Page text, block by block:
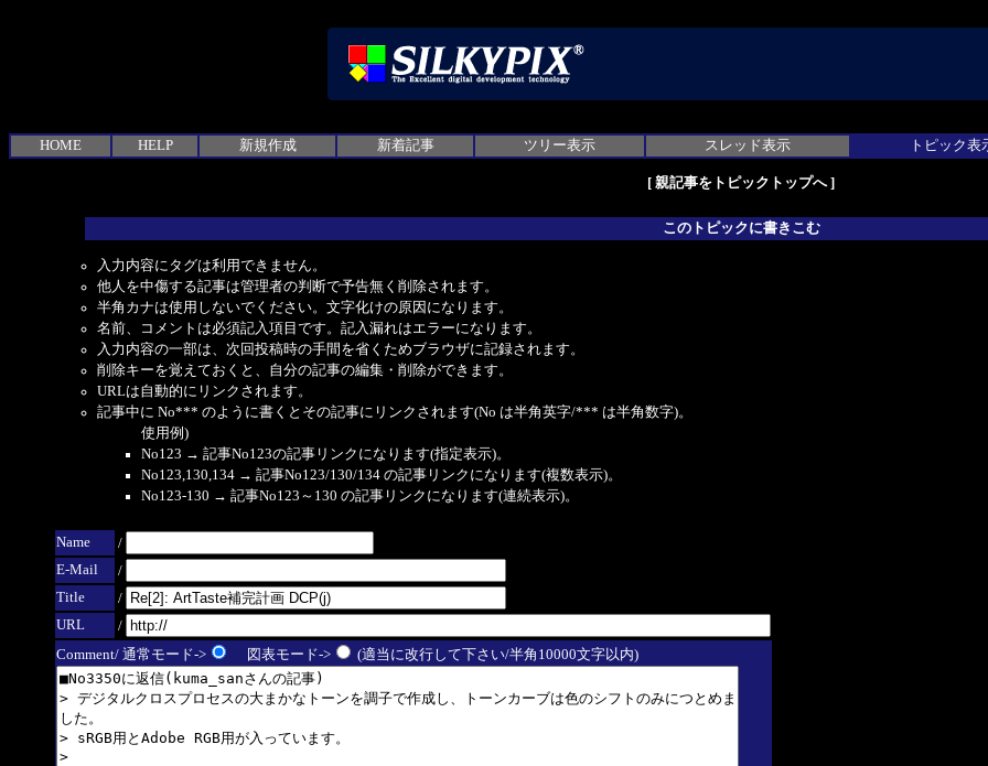
HOME HELP 新規作成 新着記事 ツリー表示 スレッド表示 トピック表
[ 親記事をトピックトップへ]
このトピックに書きこむ
入力内容にタグは利用できません。
他人を中傷する記事は管理者の判断で予告無く削除されます。
半角カナは使用しないでください。文字化けの原因になります。
名前、コメントは必須記入項目です。記入漏れはエラーになります。
入力内容の一部は、次回投稿時の手間を省くためブラウザに記録されます。
削除キーを覚えておくと、自分の記事の編集・削除ができます。
URLは自動的にリンクされます。
記事中に No*** のように書くとその記事にリンクされます(No は半角英字/*** は半角数字)。
使用例)
No123 → 記事No123の記事リンクになります(指定表示)。
No123,130,134 → 記事No123/130/134 の記事リンクになります(複数表示)。
No123-130 → 記事No123～130 の記事リンクになります(連続表示)。
Name
/
E-Mail
/
Title
/
URL
/
Comment/ 通常モード->
図表モード-> (適当に改行して下さい/半角10000文字以内)